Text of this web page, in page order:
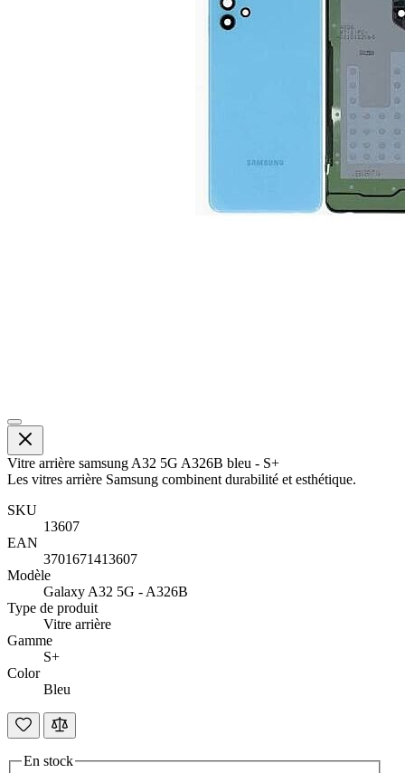
Vitre arrière samsung A32 5G A326B bleu - S+
Les vitres arrière Samsung combinent durabilité et esthétique.
SKU
13607
EAN
3701671413607
Modèle
Galaxy A32 5G - A326B
Type de produit
Vitre arrière
Gamme
S+
Color
Bleu
En stock